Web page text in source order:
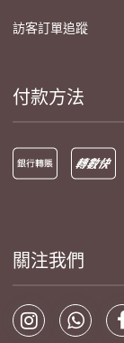
訪客訂單追蹤
付款方法
關注我們